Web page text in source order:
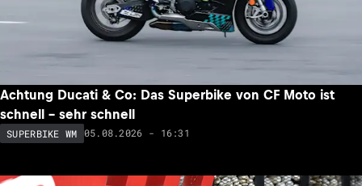
Achtung Ducati & Co: Das Superbike von CF Moto ist
schnell – sehr schnell
SUPERBIKE WM 05.08.2026 - 16:31